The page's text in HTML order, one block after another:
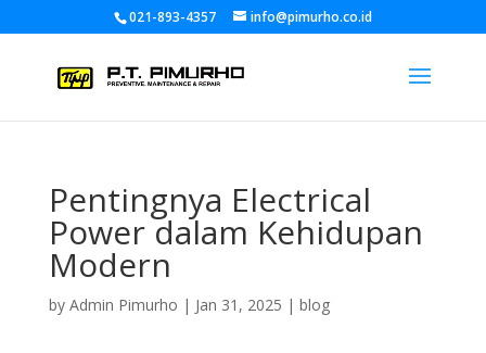
021-893-4357 info@pimurho.co.id
Pentingnya Electrical
Power dalam Kehidupan
Modern
by Admin Pimurho | Jan 31, 2025 | blog